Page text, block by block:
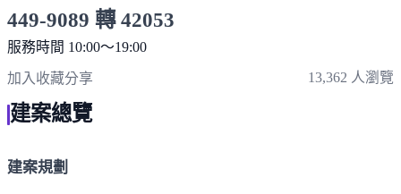
449-9089 轉 42053
服務時間 10:00～19:00
點擊上方掃描 QR Code 可快速撥打
加入收藏分享 13,362 人瀏覽
建案總覽
建案規劃